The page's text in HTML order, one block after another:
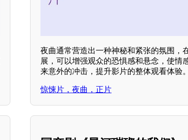
夜曲通常营造出一种神秘和紧张的氛围，
展，可以增强观众的恐惧感和悬念，使情
来意外的冲击，提升影片的整体观看体验。
惊悚片，夜曲，正片